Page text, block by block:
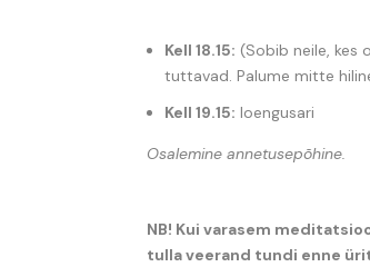
Kell 18.15: (Sobib neile, kes
tuttavad. Palume mitte
Kell 19.15: loengusari
Osalemine annetusepõhine.
NB! Kui varasem
tulla veerand tundi enne